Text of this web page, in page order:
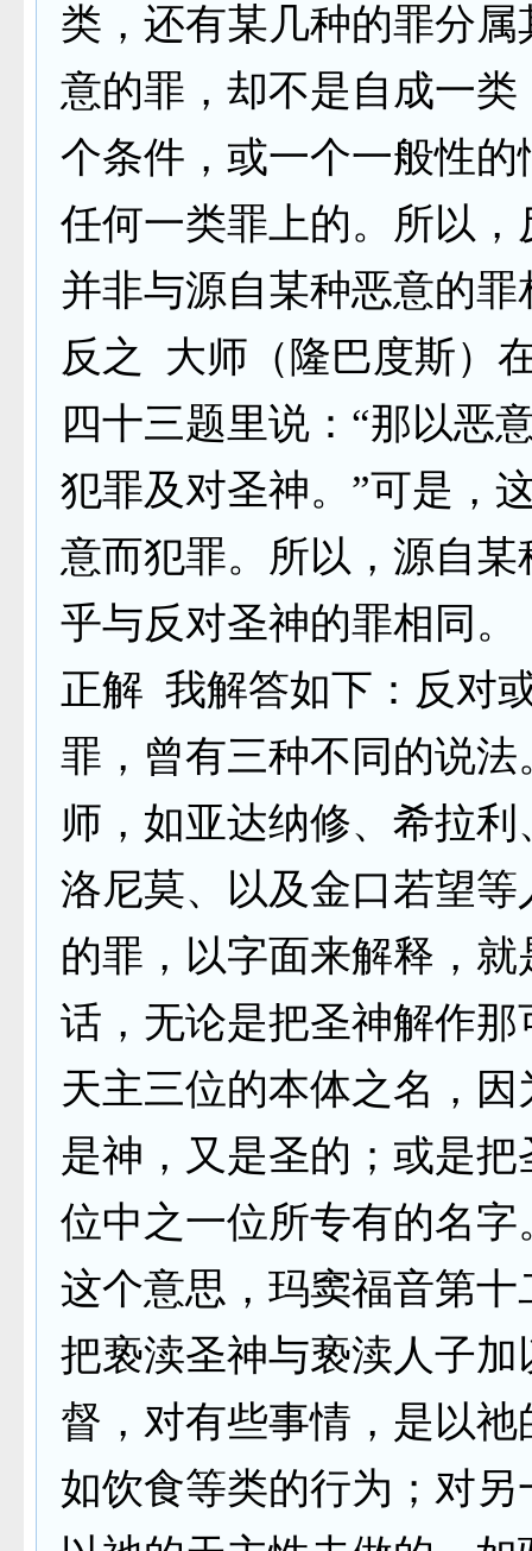
类，还有某几种的罪分
意的罪，却不是自成一
个条件，或一个一般性
任何一类罪上的。所以
并非与源自某种恶意的罪
反之 大师（隆巴度斯）
四十三题里说：“那以恶
犯罪及对圣神。”可是，
意而犯罪。所以，源自
乎与反对圣神的罪相同。
正解 我解答如下：反对
罪，曾有三种不同的说
师，如亚达纳修、希拉
洛尼莫、以及金口若望
的罪，以字面来解释，
话，无论是把圣神解作
天主三位的本体之名，
是神，又是圣的；或是
位中之一位所专有的名
这个意思，玛窦福音第
把亵渎圣神与亵渎人子
督，对有些事情，是以
如饮食等类的行为；对